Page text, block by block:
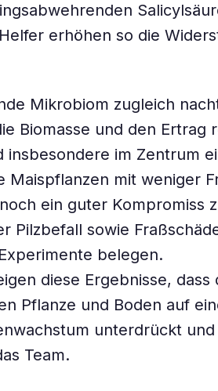
erhöhen so die
Mikrobiom zugleich
Biomasse und den Ertrag
im Zentrum
Maispflanzen mit weniger
ein guter Kompromiss
Pilzbefall sowie
belegen.
diese Ergebnisse, dass
Pflanze und Boden auf
unterdrückt
Team.